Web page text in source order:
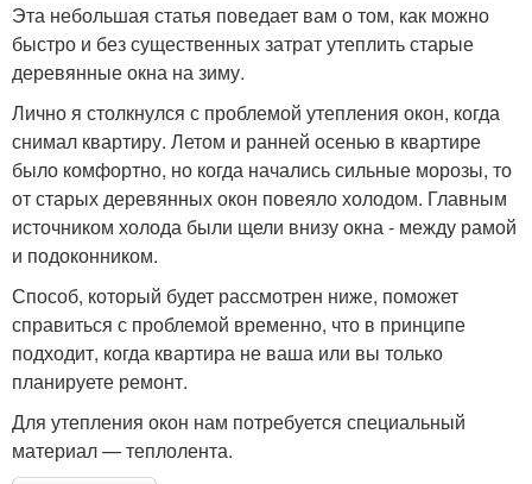
Эта небольшая статья поведает вам о том, как можно
быстро и без существенных затрат утеплить старые
деревянные окна на зиму.
Лично я столкнулся с проблемой утепления окон, когда
снимал квартиру. Летом и ранней осенью в квартире
было комфортно, но когда начались сильные морозы, то
от старых деревянных окон повеяло холодом. Главным
источником холода были щели внизу окна - между рамой
и подоконником.
Способ, который будет рассмотрен ниже, поможет
справиться с проблемой временно, что в принципе
подходит, когда квартира не ваша или вы только
планируете ремонт.
Для утепления окон нам потребуется специальный
материал — теплолента.